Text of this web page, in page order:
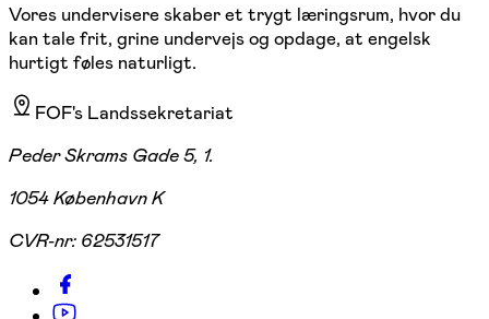
Vores undervisere skaber et trygt læringsrum, hvor du
kan tale frit, grine undervejs og opdage, at engelsk
hurtigt føles naturligt.
FOF's Landssekretariat
Peder Skrams Gade 5, 1.
1054 København K
CVR-nr: 62531517